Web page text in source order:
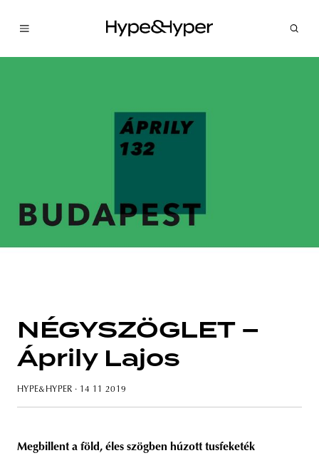
NÉGYSZÖGLET –
Áprily Lajos
HYPE&HYPER · 14 11 2019
Megbillent a föld, éles szögben húzott tusfeketék